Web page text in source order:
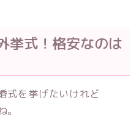
挙式！格安なのは
式を挙げたいけれど